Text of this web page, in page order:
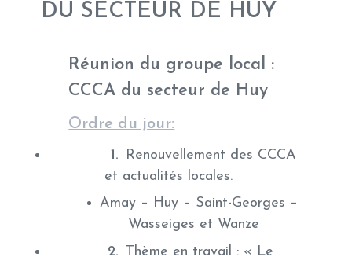
DU SECTEUR DE HUY
Réunion du groupe local :
CCCA du secteur de Huy
Ordre du jour:
Renouvellement des CCCA
et actualités locales.
Amay – Huy – Saint-Georges –
Wasseiges et Wanze
Thème en travail : « Le